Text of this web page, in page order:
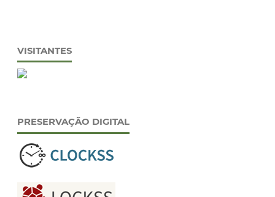
VISITANTES
PRESERVAÇÃO DIGITAL